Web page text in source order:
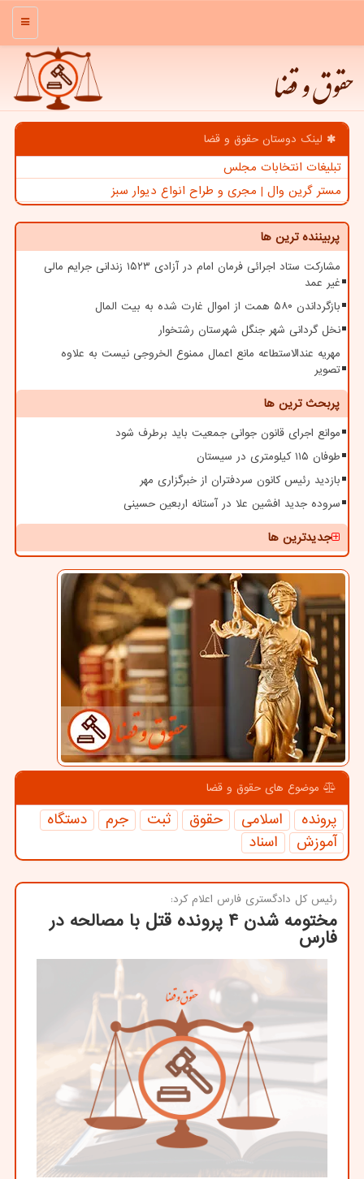
منو
حقوق و قضا
لینک دوستان حقوق و قضا
تبلیغات انتخابات مجلس
مستر گرین وال | مجری و طراح انواع دیوار سبز
پربیننده ترین ها
مشارکت ستاد اجرائی فرمان امام در آزادی ۱۵۲۳ زندانی جرایم مالی
غیر عمد
بازگرداندن ۵۸۰ همت از اموال غارت شده به بیت المال
نخل گردانی شهر جنگل شهرستان رشتخوار
مهریه عندالاستطاعه مانع اعمال ممنوع الخروجی نیست به علاوه
تصویر
پربحث ترین ها
موانع اجرای قانون جوانی جمعیت باید برطرف شود
طوفان ۱۱۵ کیلومتری در سیستان
بازدید رئیس کانون سردفتران از خبرگزاری مهر
سروده جدید افشین علا در آستانه اربعین حسینی
جدیدترین ها
موضوع های حقوق و قضا
پرونده اسلامی حقوق ثبت جرم
دستگاه
آموزش
اسناد
رئیس كل دادگستری فارس اعلام كرد:
مختومه شدن ۴ پرونده قتل با مصالحه در
فارس